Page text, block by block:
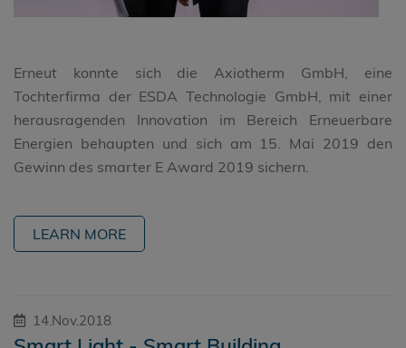
Erneut konnte sich die Axiotherm GmbH, eine
Tochterfirma der ESDA Technologie GmbH, mit einer
herausragenden Innovation im Bereich Erneuerbare
Energien behaupten und sich am 15. Mai 2019 den
Gewinn des smarter E Award 2019 sichern.
LEARN MORE
14.Nov.2018